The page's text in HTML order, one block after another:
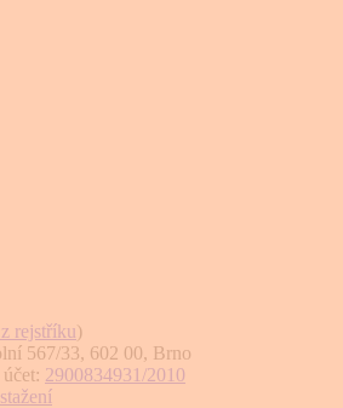
rejstříku)
567/33, 602 00, Brno
2900834931/2010